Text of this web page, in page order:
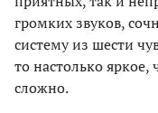
громких звуков,
систему из шести
то настолько яркое,
сложно.